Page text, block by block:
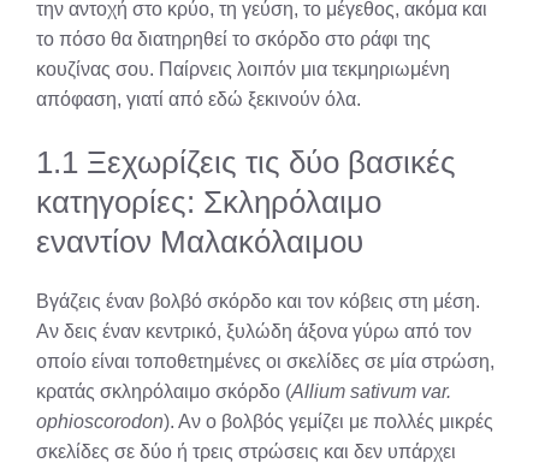
την αντοχή στο κρύο, τη γεύση, το μέγεθος, ακόμα και
το πόσο θα διατηρηθεί το σκόρδο στο ράφι της
κουζίνας σου. Παίρνεις λοιπόν μια τεκμηριωμένη
απόφαση, γιατί από εδώ ξεκινούν όλα.
1.1 Ξεχωρίζεις τις δύο βασικές
κατηγορίες: Σκληρόλαιμο
εναντίον Μαλακόλαιμου
Βγάζεις έναν βολβό σκόρδο και τον κόβεις στη μέση.
Αν δεις έναν κεντρικό, ξυλώδη άξονα γύρω από τον
οποίο είναι τοποθετημένες οι σκελίδες σε μία στρώση,
κρατάς σκληρόλαιμο σκόρδο (Allium sativum var.
ophioscorodon). Αν ο βολβός γεμίζει με πολλές μικρές
σκελίδες σε δύο ή τρεις στρώσεις και δεν υπάρχει